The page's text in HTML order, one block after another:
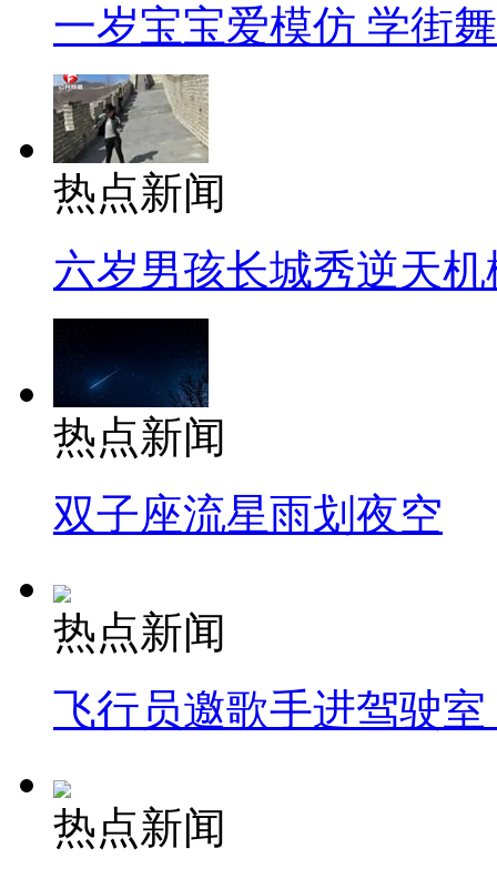
一岁宝宝爱模仿 学街
热点新闻
六岁男孩长城秀逆天机
热点新闻
双子座流星雨划夜空
热点新闻
飞行员邀歌手进驾驶
热点新闻